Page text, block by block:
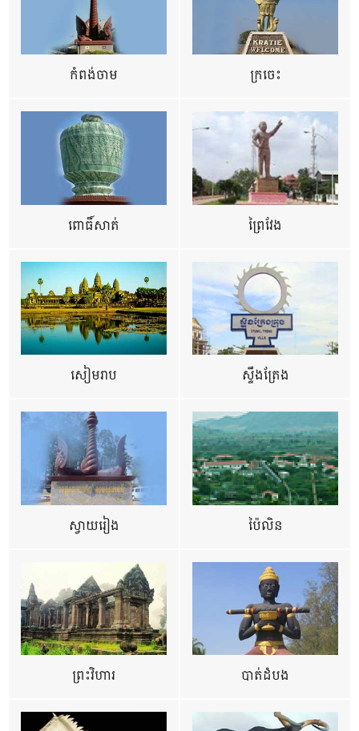
កំពង់ចាម ក្រចេះ
ពោធិ៍សាត់ ព្រៃវែង
សៀមរាប ស្ទឹងត្រែង
ស្វាយរៀង ប៉ៃលិន
ព្រះវិហារ បាត់ដំបង